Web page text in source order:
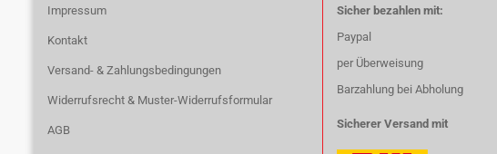
Impressum
Kontakt
Versand- & Zahlungsbedingungen
Widerrufsrecht & Muster-Widerrufsformular
AGB
Sicher bezahlen mit:
Paypal
per Überweisung
Barzahlung bei Abholung
Sicherer Versand mit